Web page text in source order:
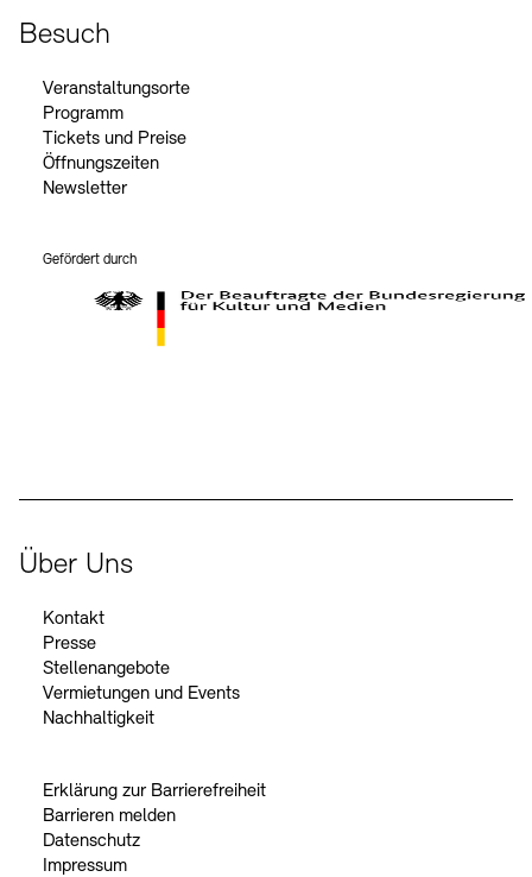
Besuch
Veranstaltungsorte
Programm
Tickets und Preise
Öffnungszeiten
Newsletter
Gefördert durch
Über Uns
Kontakt
Presse
Stellenangebote
Vermietungen und Events
Nachhaltigkeit
Erklärung zur Barrierefreiheit
Barrieren melden
Datenschutz
Impressum